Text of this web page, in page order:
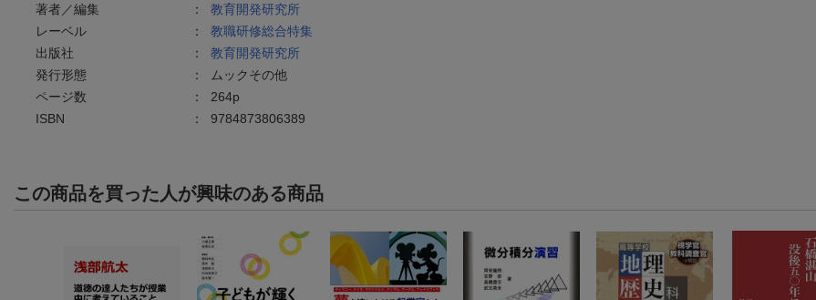
著者／編集
： 教育開発研究所
レーベル
： 教職研修総合特集
出版社
： 教育開発研究所
発行形態
：
ムックその他
ページ数
： 264p
ISBN
： 9784873806389
この商品を買った人が興味のある商品